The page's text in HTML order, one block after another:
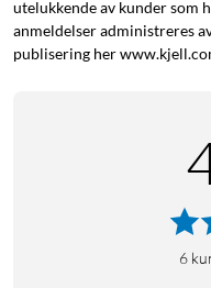
utelukkende av kunder som
anmeldelser administreres
publisering her
6